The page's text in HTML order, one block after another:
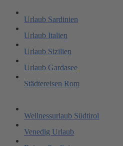
Urlaub Sardinien
Urlaub Italien
Urlaub Sizilien
Urlaub Gardasee
Städtereisen Rom
Wellnessurlaub Südtirol
Venedig Urlaub